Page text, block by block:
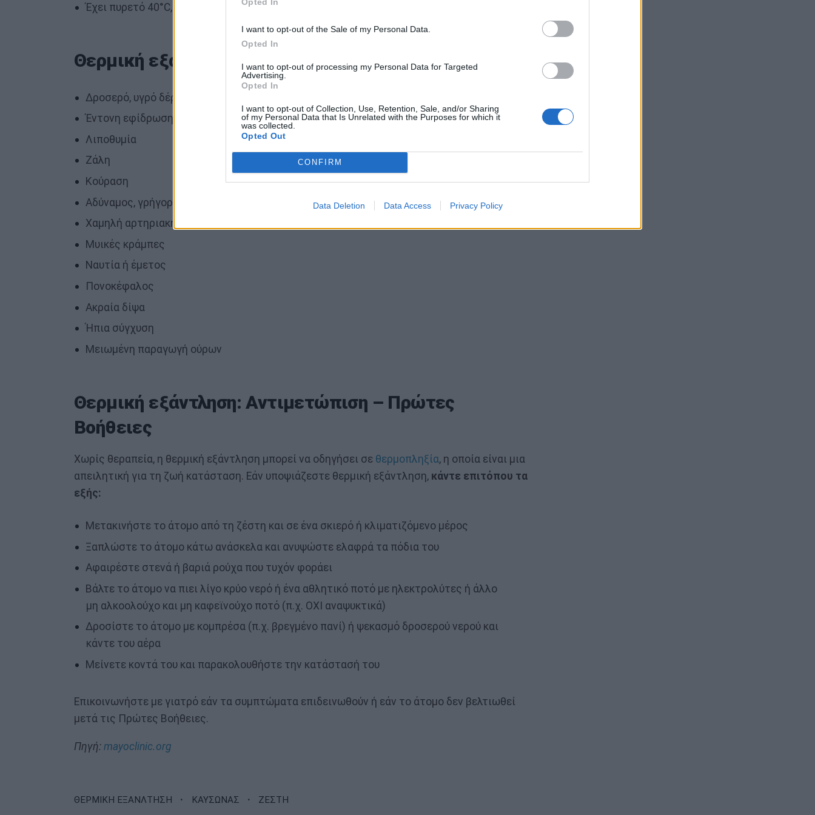
I want to opt-out of the Sale of my Personal Data.
Opted In
I want to opt-out of processing my Personal Data for Targeted
Advertising.
Opted In
I want to opt-out of Collection, Use, Retention, Sale, and/or Sharing
of my Personal Data that Is Unrelated with the Purposes for which it
was collected.
Opted Out
CONFIRM
Data Deletion Data Access Privacy Policy
Έχει πυρετό 40°C, που υποδηλώνει θερμοπληξία
Θερμική εξάντληση: Συμπτώματα
Δροσερό, υγρό δέρμα με όψη σαν να ανατριχιάζει όταν βρίσκεται σε ζέστη
Έντονη εφίδρωση
Λιποθυμία
Ζάλη
Κούραση
Αδύναμος, γρήγορος καρδιακός παλμός
Χαμηλή αρτηριακή πίεση μετά από όρθια στάση
Μυικές κράμπες
Ναυτία ή έμετος
Πονοκέφαλος
Ακραία δίψα
Ήπια σύγχυση
Μειωμένη παραγωγή ούρων
Θερμική εξάντληση: Αντιμετώπιση – Πρώτες
Βοήθειες
Χωρίς θεραπεία, η θερμική εξάντληση μπορεί να οδηγήσει σε θερμοπληξία, η οποία είναι μια
απειλητική για τη ζωή κατάσταση. Εάν υποψιάζεστε θερμική εξάντληση, κάντε επιτόπου τα
εξής:
Μετακινήστε το άτομο από τη ζέστη και σε ένα σκιερό ή κλιματιζόμενο μέρος
Ξαπλώστε το άτομο κάτω ανάσκελα και ανυψώστε ελαφρά τα πόδια του
Αφαιρέστε στενά ή βαριά ρούχα που τυχόν φοράει
Βάλτε το άτομο να πιει λίγο κρύο νερό ή ένα αθλητικό ποτό με ηλεκτρολύτες ή άλλο
μη αλκοολούχο και μη καφεϊνούχο ποτό (π.χ. ΟΧΙ αναψυκτικά)
Δροσίστε το άτομο με κομπρέσα (π.χ. βρεγμένο πανί) ή ψεκασμό δροσερού νερού και
κάντε του αέρα
Μείνετε κοντά του και παρακολουθήστε την κατάστασή του
Επικοινωνήστε με γιατρό εάν τα συμπτώματα επιδεινωθούν ή εάν το άτομο δεν βελτιωθεί
μετά τις Πρώτες Βοήθειες.
Πηγή: mayoclinic.org
ΘΕΡΜΙΚΗ ΕΞΑΝΛΤΗΣΗ · ΚΑΥΣΩΝΑΣ · ΖΕΣΤΗ